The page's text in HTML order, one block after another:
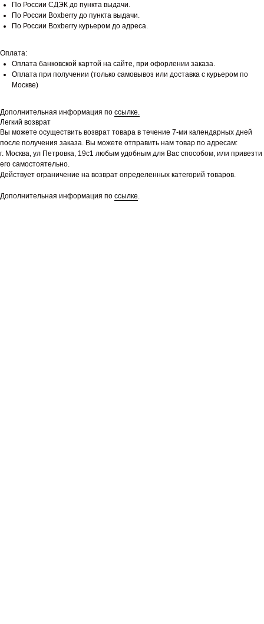
По России СДЭК до пункта выдачи.
По России Boxberry до пункта выдачи.
По России Boxberry курьером до адреса.
Оплата:
Оплата банковской картой на сайте, при офорлении заказа.
Оплата при получении (только самовывоз или доставка с курьером по
Москве)
Дополнительная информация по ссылке.
Легкий возврат
Вы можете осуществить возврат товара в течение 7-ми календарных дней
после получения заказа. Вы можете отправить нам товар по адресам:
г. Москва, ул Петровка, 19с1 любым удобным для Вас способом, или привезти
его самостоятельно.
Действует ограничение на возврат определенных категорий товаров.
Дополнительная информация по ссылке.